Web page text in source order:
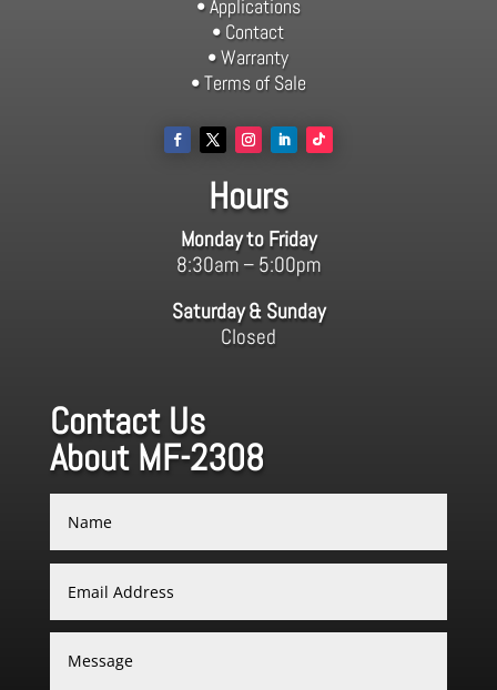
• Applications
• Contact
• Warranty
• Terms of Sale
Hours
Monday to Friday
8:30am – 5:00pm
Saturday & Sunday
Closed
Contact Us
About MF-2308